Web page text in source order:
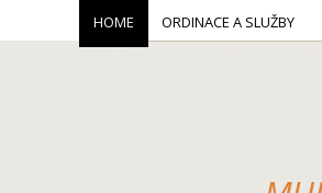
HOME ORDINACE A SLUŽBY